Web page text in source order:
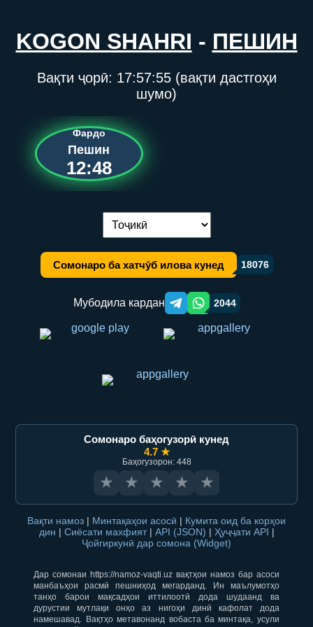
KOGON SHAHRI - ПЕШИН
Вақти ҷорӣ: 17:57:55(вақти дастгоҳи
шумо)
Фардо
Пешин
12:48
Иваз кардани забон:
Сомонаро ба хатчӯб илова кунед 18076
Мубодила кардан Telegram orqali ulashish
WhatsApp orqali ulashish
2044
Сомонаро баҳогузорӣ кунед
4.7 ★
Баҳогузорон: 448
★ ★ ★ ★ ★
Вақти намоз | Минтақаҳои асосӣ | Кумита оид ба корҳои
дин | Сиёсати махфият | API (JSON) | Ҳуҷҷати API |
Ҷойгиркунӣ дар сомона (Widget)
Дар сомонаи https://namoz-vaqti.uz вақтҳои намоз бар асоси
манбаъҳои расмӣ пешниҳод мегарданд. Ин маълумотҳо
танҳо барои мақсадҳои иттилоотӣ дода шудаанд ва
дурустии мутлақи онҳо аз нигоҳи динӣ кафолат дода
намешавад. Вақтҳо метавонанд вобаста ба минтақа, усули